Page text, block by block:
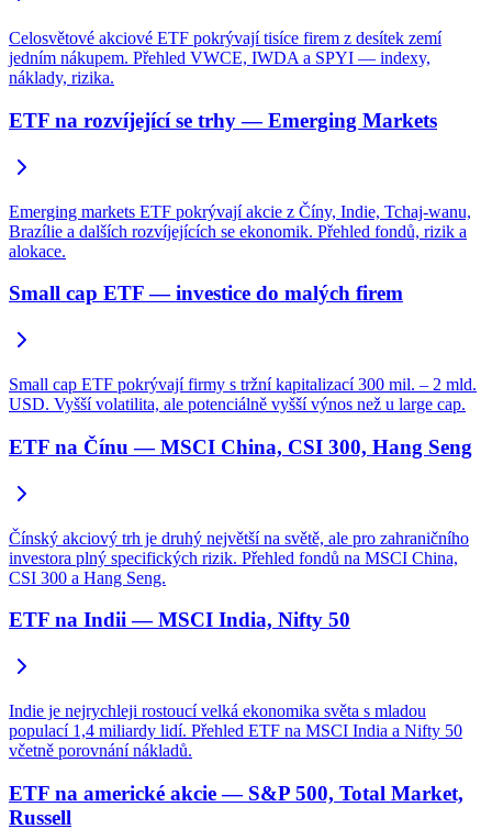
Celosvětové akciové ETF pokrývají tisíce firem z desítek zemí
jedním nákupem. Přehled VWCE, IWDA a SPYI — indexy,
náklady, rizika.
ETF na rozvíjející se trhy — Emerging Markets
Emerging markets ETF pokrývají akcie z Číny, Indie, Tchaj-wanu,
Brazílie a dalších rozvíjejících se ekonomik. Přehled fondů, rizik a
alokace.
Small cap ETF — investice do malých firem
Small cap ETF pokrývají firmy s tržní kapitalizací 300 mil. – 2 mld.
USD. Vyšší volatilita, ale potenciálně vyšší výnos než u large cap.
ETF na Čínu — MSCI China, CSI 300, Hang Seng
Čínský akciový trh je druhý největší na světě, ale pro zahraničního
investora plný specifických rizik. Přehled fondů na MSCI China,
CSI 300 a Hang Seng.
ETF na Indii — MSCI India, Nifty 50
Indie je nejrychleji rostoucí velká ekonomika světa s mladou
populací 1,4 miliardy lidí. Přehled ETF na MSCI India a Nifty 50
včetně porovnání nákladů.
ETF na americké akcie — S&P 500, Total Market,
Russell